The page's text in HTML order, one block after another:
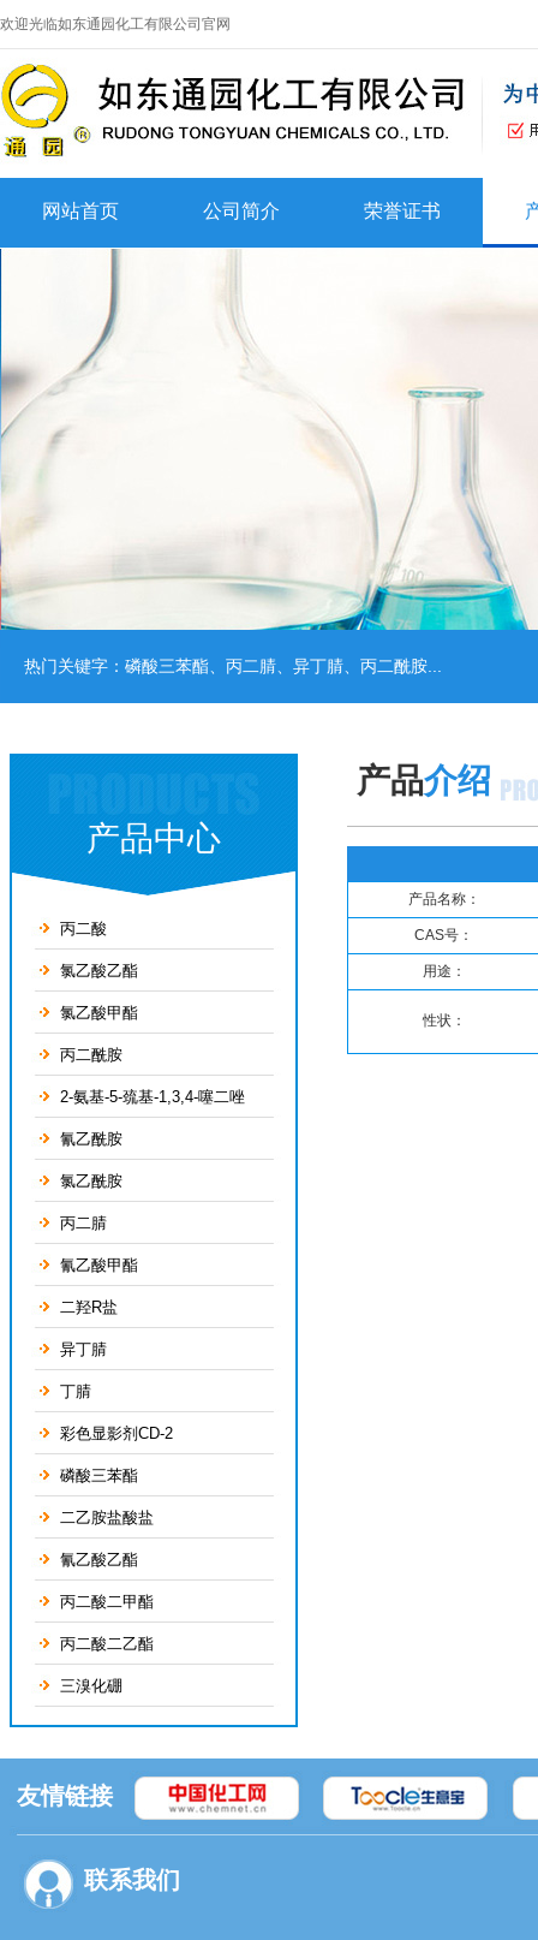
欢迎光临如东通园化工有限公司官网
网站首页 公司简介 荣誉证书
热门关键字： 磷酸三苯酯 丙二腈 异丁腈 丙二酰胺
产品中心
丙二酸
氯乙酸乙酯
氯乙酸甲酯
丙二酰胺
2-氨基-5-巯基-1,3,4-噻二唑
氰乙酰胺
氯乙酰胺
丙二腈
氰乙酸甲酯
二羟R盐
异丁腈
丁腈
彩色显影剂CD-2
磷酸三苯酯
二乙胺盐酸盐
氰乙酸乙酯
丙二酸二甲酯
丙二酸二乙酯
三溴化硼
产品介绍
产品名称：
CAS号：
用途：
性状：
友情链接
联系我们